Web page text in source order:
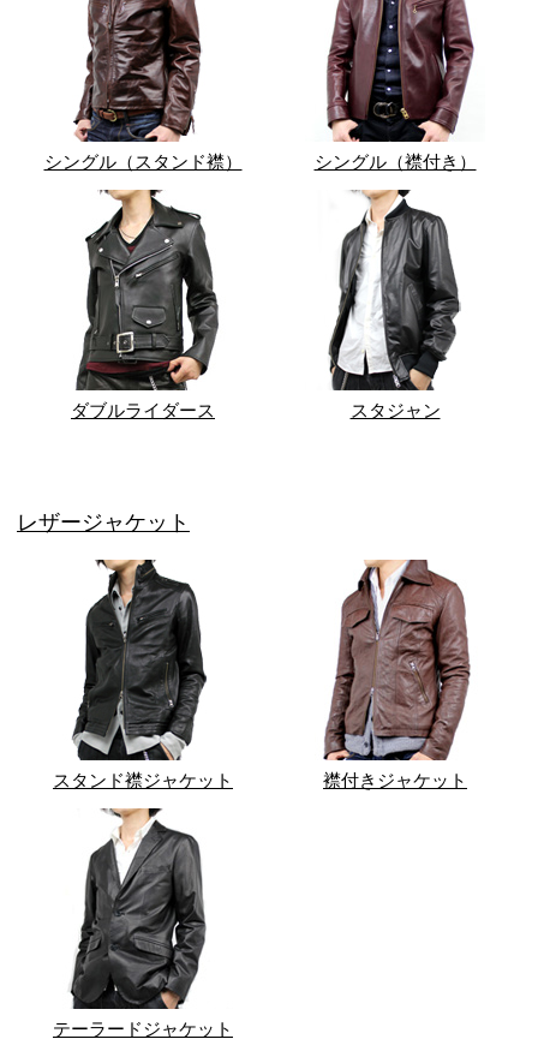
シングル（スタンド襟） シングル（襟付き）
ダブルライダース スタジャン
レザージャケット
スタンド襟ジャケット 襟付きジャケット
テーラードジャケット